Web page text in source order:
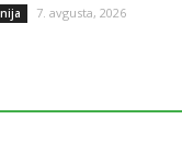
7. avgusta, 2026